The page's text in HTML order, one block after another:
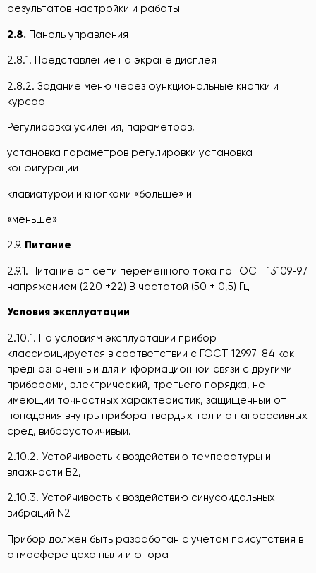
результатов настройки и работы
2.8. Панель управления
2.8.1. Представление на экране дисплея
2.8.2. Задание меню через функциональные кнопки и
курсор
Регулировка усиления, параметров,
установка параметров регулировки установка
конфигурации
клавиатурой и кнопками «больше» и
«меньше»
2.9. Питание
2.9.1. Питание от сети переменного тока по ГОСТ 13109-97
напряжением (220 ±22) В частотой (50 ± 0,5) Гц
Условия эксплуатации
2.10.1. По условиям эксплуатации прибор
классифицируется в соответствии с ГОСТ 12997-84 как
предназначенный для информационной связи с другими
приборами, электрический, третьего порядка, не
имеющий точностных характеристик, защищенный от
попадания внутрь прибора твердых тел и от агрессивных
сред, виброустойчивый.
2.10.2. Устойчивость к воздействию температуры и
влажности В2,
2.10.3. Устойчивость к воздействию синусоидальных
вибраций N2
Прибор должен быть разработан с учетом присутствия в
атмосфере цеха пыли и фтора